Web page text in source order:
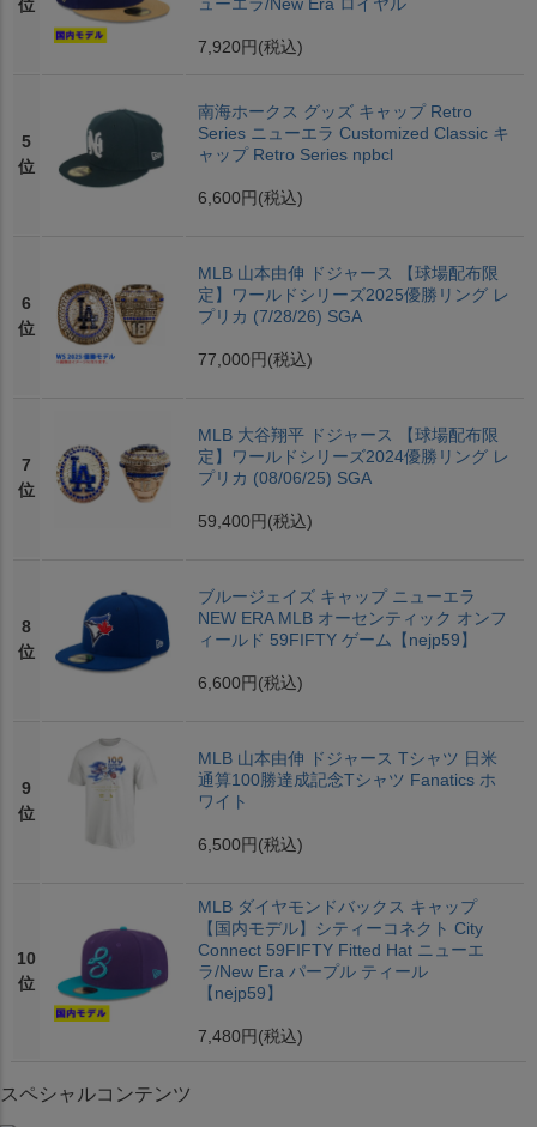
位
ューエラ/New Era ロイヤル
7,920円 (税込)
5
位
南海ホークス グッズ キャップ Retro
Series ニューエラ Customized Classic キ
ャップ Retro Series npbcl
6,600円 (税込)
6
位
MLB 山本由伸 ドジャース 【球場配布限
定】ワールドシリーズ2025優勝リング レ
プリカ (7/28/26) SGA
77,000円 (税込)
7
位
MLB 大谷翔平 ドジャース 【球場配布限
定】ワールドシリーズ2024優勝リング レ
プリカ (08/06/25) SGA
59,400円 (税込)
8
位
ブルージェイズ キャップ ニューエラ
NEW ERA MLB オーセンティック オンフ
ィールド 59FIFTY ゲーム【nejp59】
6,600円 (税込)
9
位
MLB 山本由伸 ドジャース Tシャツ 日米
通算100勝達成記念Tシャツ Fanatics ホ
ワイト
6,500円 (税込)
10
位
MLB ダイヤモンドバックス キャップ
【国内モデル】シティーコネクト City
Connect 59FIFTY Fitted Hat ニューエ
ラ/New Era パープル ティール
【nejp59】
7,480円 (税込)
スペシャルコンテンツ